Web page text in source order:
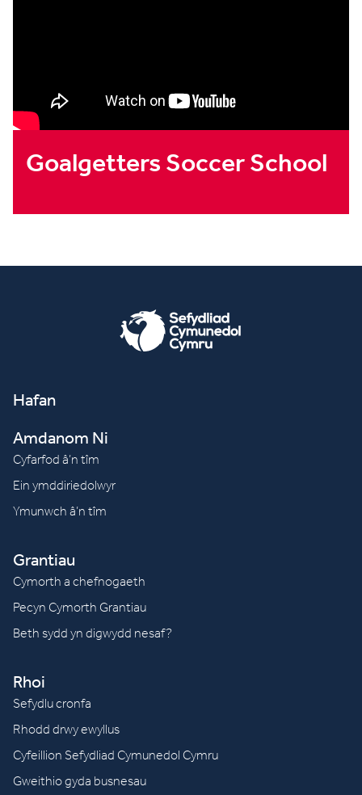
Goalgetters Soccer School
Hafan
Amdanom Ni
Cyfarfod â’n tîm
Ein ymddiriedolwyr
Ymunwch â’n tîm
Grantiau
Cymorth a chefnogaeth
Pecyn Cymorth Grantiau
Beth sydd yn digwydd nesaf?
Rhoi
Sefydlu cronfa
Rhodd drwy ewyllus
Cyfeillion Sefydliad Cymunedol Cymru
Gweithio gyda busnesau